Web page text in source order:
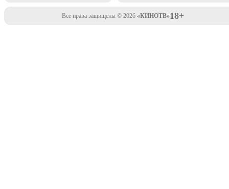
Все права защищены © 2026 «КИНОТВ»18+